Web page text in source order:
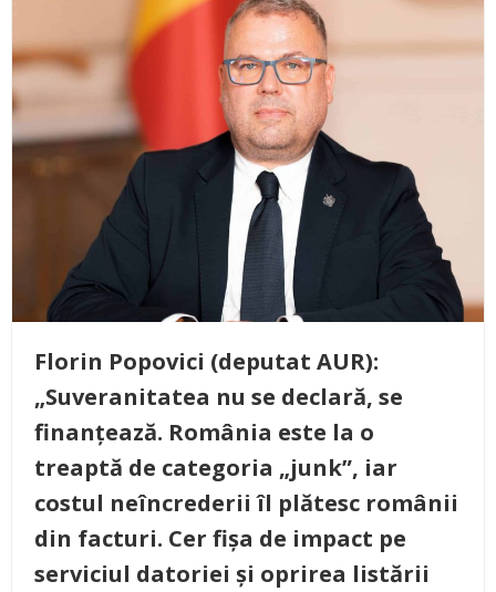
Florin Popovici (deputat AUR):
„Suveranitatea nu se declară, se
finanțează. România este la o
treaptă de categoria „junk”, iar
costul neîncrederii îl plătesc românii
din facturi. Cer fișa de impact pe
serviciul datoriei și oprirea listării